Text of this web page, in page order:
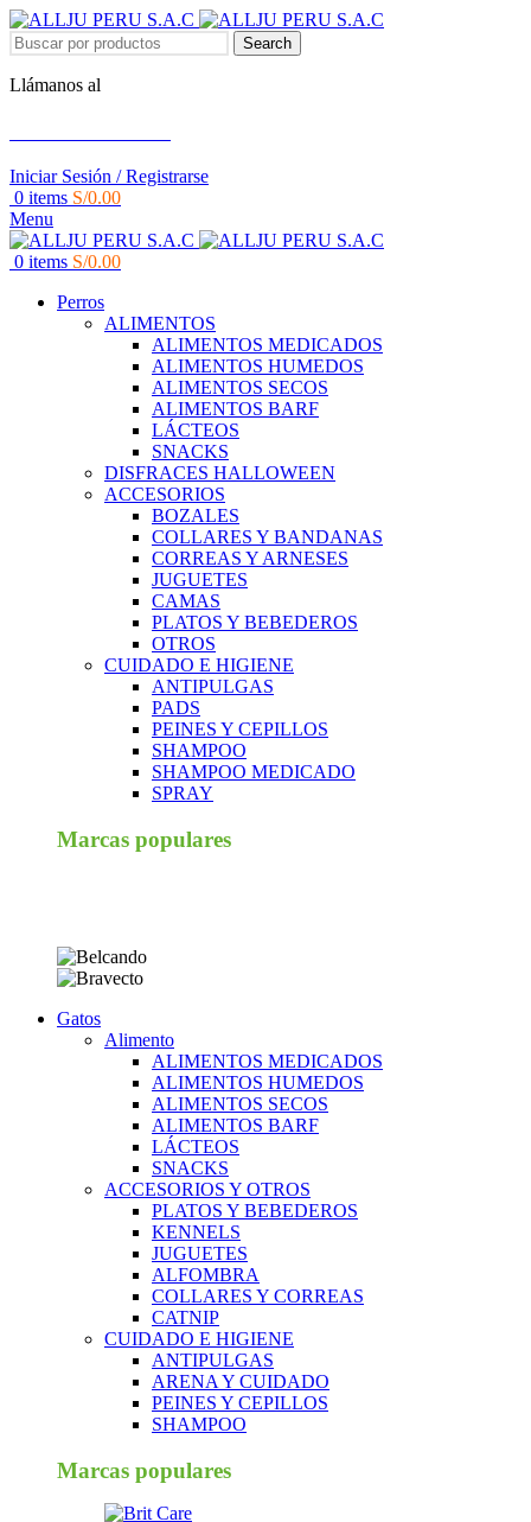
Search
Llámanos al
Iniciar Sesión / Registrarse
0 items S/0.00
Menu
0 items S/0.00
Perros
ALIMENTOS
ALIMENTOS MEDICADOS
ALIMENTOS HUMEDOS
ALIMENTOS SECOS
ALIMENTOS BARF
LÁCTEOS
SNACKS
DISFRACES HALLOWEEN
ACCESORIOS
BOZALES
COLLARES Y BANDANAS
CORREAS Y ARNESES
JUGUETES
CAMAS
PLATOS Y BEBEDEROS
OTROS
CUIDADO E HIGIENE
ANTIPULGAS
PADS
PEINES Y CEPILLOS
SHAMPOO
SHAMPOO MEDICADO
SPRAY
Marcas populares
Gatos
Alimento
ALIMENTOS MEDICADOS
ALIMENTOS HUMEDOS
ALIMENTOS SECOS
ALIMENTOS BARF
LÁCTEOS
SNACKS
ACCESORIOS Y OTROS
PLATOS Y BEBEDEROS
KENNELS
JUGUETES
ALFOMBRA
COLLARES Y CORREAS
CATNIP
CUIDADO E HIGIENE
ANTIPULGAS
ARENA Y CUIDADO
PEINES Y CEPILLOS
SHAMPOO
Marcas populares